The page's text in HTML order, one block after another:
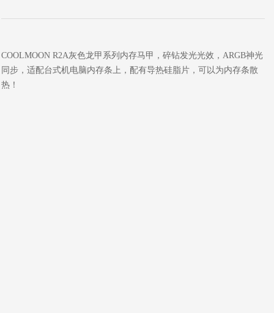
COOLMOON R2A灰色龙甲系列内存马甲，碎钻发光光效，ARGB神光
同步，适配台式机电脑内存条上，配有导热硅脂片，可以为内存条散
热！